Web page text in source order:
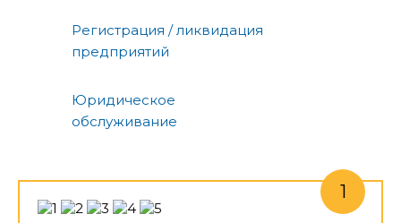
Регистрация / ликвидация
предприятий
Юридическое
обслуживание